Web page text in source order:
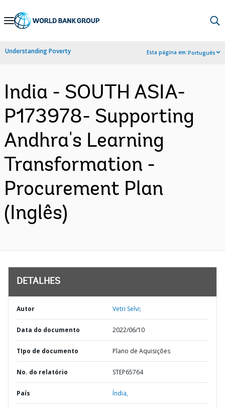
Skip
Navigation
Understanding Poverty Esta página em:Português
India - SOUTH ASIA-
P173978- Supporting
Andhra's Learning
Transformation -
Procurement Plan
(Inglês)
DETALHES
Autor Vetri Selvi;
Data do documento 2022/06/10
TIpo de documento Plano de Aquisições
No. do relatório STEP65764
País Índia,